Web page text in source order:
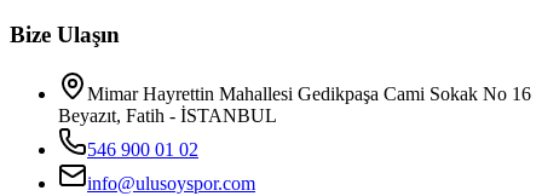
Bize Ulaşın
Mimar Hayrettin Mahallesi Gedikpaşa Cami Sokak No 16
Beyazıt, Fatih - İSTANBUL
546 900 01 02
info@ulusoyspor.com